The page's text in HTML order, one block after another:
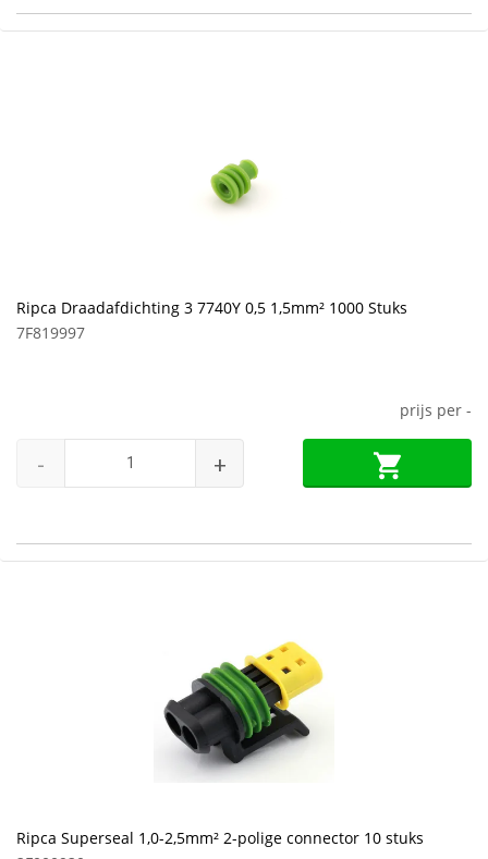
Ripca Draadafdichting 3 7740Y 0,5 1,5mm² 1000 Stuks
7F819997
prijs per -
- +
Ripca Superseal 1,0-2,5mm² 2-polige connector 10 stuks